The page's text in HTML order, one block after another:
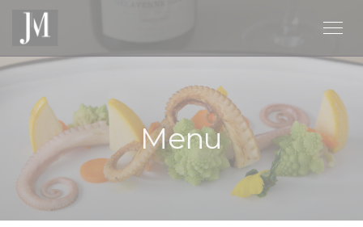
Personalizzazione delle tue scelte sui cookie
Menu